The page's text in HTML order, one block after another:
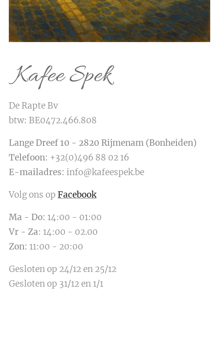
Kafee Spek
De Rapte Bv
btw: BE0472.466.808
Lange Dreef 10 - 2820 Rijmenam (Bonheiden)
Telefoon: +32(0)496 88 02 16
E-mailadres: info@kafeespek.be
Volg ons op Facebook
Ma - Do: 14:00 - 01:00
Vr - Za: 14:00 - 02.00
Zon: 11:00 - 20:00
Gesloten op 24/12 en 25/12
Gesloten op 31/12 en 1/1